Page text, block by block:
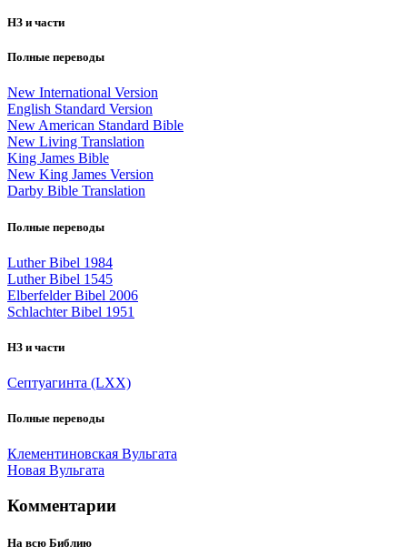
НЗ и части
Полные переводы
New International Version
English Standard Version
New American Standard Bible
New Living Translation
King James Bible
New King James Version
Darby Bible Translation
Полные переводы
Luther Bibel 1984
Luther Bibel 1545
Elberfelder Bibel 2006
Schlachter Bibel 1951
НЗ и части
Септуагинта (LXX)
Полные переводы
Клементиновская Вульгата
Новая Вульгата
Комментарии
На всю Библию